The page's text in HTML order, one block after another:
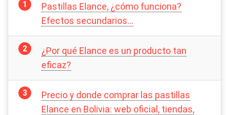
Pastillas Elance, ¿cómo funciona?
Efectos secundarios…
¿Por qué Elance es un producto tan
eficaz?
Precio y donde comprar las pastillas
Elance en Bolivia: web oficial, tiendas,